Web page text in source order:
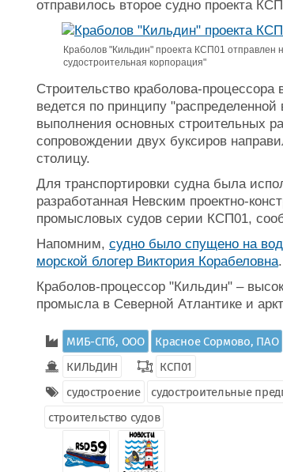
отправилось второе судно проекта
Краболов "Кильдин" проекта КСП01 отправлен
судостроительная корпорация"
Строительство краболова-
ведется по принципу
выполнения основных строительных
сопровождении двух буксиров
столицу.
Для транспортировки судна была
разработанная Невским проектно-
промысловых судов серии КСП01,
Напомним, судно было спущено на
морской блогер Виктория Корабеловна.
Краболов-процессор "Кильдин" –
промысла в Северной Атлантике и
МИБ-СПб, ООО Красное Сормово, ПАО
КИЛЬДИН
КСП01
судостроение
судостроительные
строительство судов